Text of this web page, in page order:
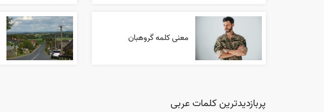
معنی کلمه گروهبان
پربازدیدترین کلمات عربی